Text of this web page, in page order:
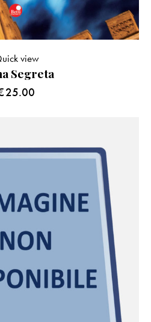
Segreta
25.00
view